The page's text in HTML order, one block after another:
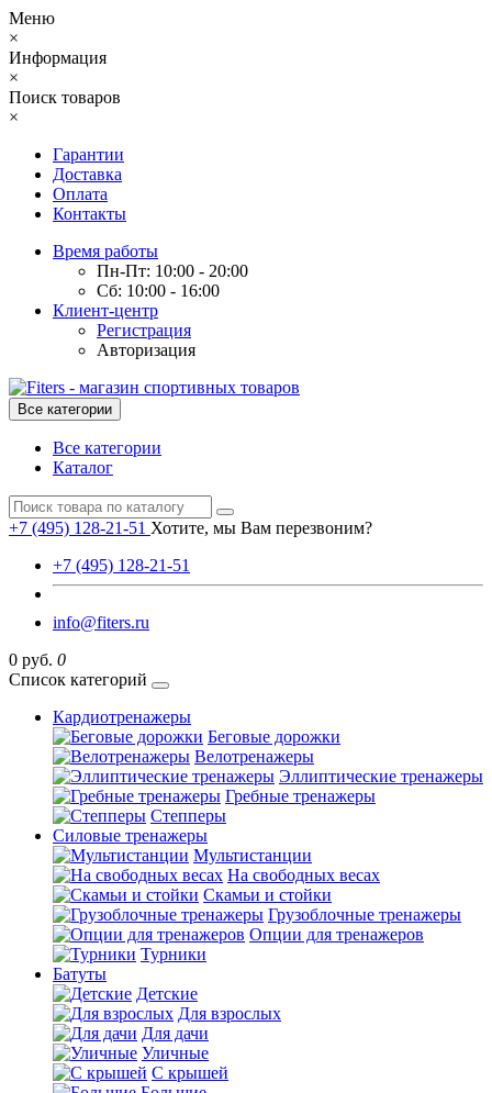
Меню
×
Информация
×
Поиск товаров
×
Гарантии
Доставка
Оплата
Контакты
Время работы
Пн-Пт: 10:00 - 20:00
Сб: 10:00 - 16:00
Клиент-центр
Регистрация
Авторизация
Все категории
Все категории
Каталог
+7 (495) 128-21-51 Хотите, мы Вам перезвоним?
+7 (495) 128-21-51
info@fiters.ru
0 руб. 0
Список категорий
Кардиотренажеры
Беговые дорожки
Велотренажеры
Эллиптические тренажеры
Гребные тренажеры
Степперы
Силовые тренажеры
Мультистанции
На свободных весах
Скамьи и стойки
Грузоблочные тренажеры
Опции для тренажеров
Турники
Батуты
Детские
Для взрослых
Для дачи
Уличные
С крышей